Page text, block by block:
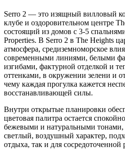
Serro 2 — это изящный вилловый
клубе и оздоровительном центре
состоящий из домов с 3-5
Properties. В Serro 2 в The Heights
атмосфера, средиземноморское
современными линиями, белыми
изгибами, фактурной отделкой и
оттенками, в окружении зелени и
чему каждая прогулка кажется
восстанавливающей силы.
Внутри открытые планировки
цветовая палитра остается
бежевыми и натуральными тонами,
светлый, воздушный характер,
отдыха, так и для сосредоточенной